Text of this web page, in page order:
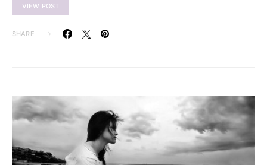
VIEW POST
SHARE